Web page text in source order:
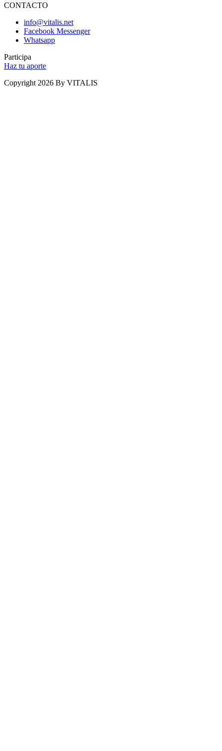
CONTACTO
info@vitalis.net
Facebook Messenger
Whatsapp
Participa
Haz tu aporte
Copyright 2026 By VITALIS